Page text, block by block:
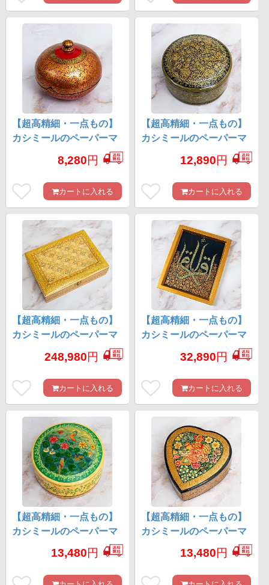
【超高精細・一点もの】
カシミールのペーパーマ
ッシュ 赤金 壺型小物入れ
約8.5cm x 約8.5cm
8,280円
カートに入れる
【超高精細・一点もの】
カシミールのペーパーマ
ッシュ 無窮唐草 円形小物
入れ 約11cm x 約11cm
12,890円
カートに入れる
【超高精細・一点もの】
カシミールのペーパーマ
ッシュ 格子花柄 ジュエル
ボックス 約30cm x 約
23cm
248,980円
カートに入れる
【超高精細・一点もの】
カシミールのペーパーマ
ッシュ 聖字 壁掛け 約
27.8cm x 約22.5cm
32,890円
カートに入れる
【超高精細・一点もの】
カシミールのペーパーマ
ッシュ 小鳥の園 円形小物
入れ 約11cm x 約11cm
13,480円
【超高精細・一点もの】
カシミールのペーパーマ
ッシュ 百花繚乱 ハート型
小物入れ 約11cm x 約
10.5cm
13,480円